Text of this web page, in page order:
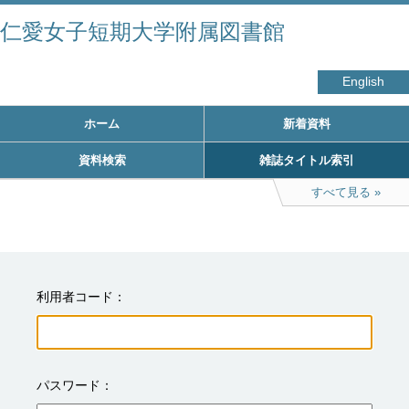
仁愛女子短期大学附属図書館
English
ホーム 新着資料
資料検索 雑誌タイトル索引
すべて見る
利用者コード
パスワード